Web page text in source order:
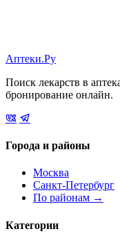
Аптеки.Ру
Поиск лекарств в
бронирование онлайн.
Города и районы
Москва
Санкт-Петербург
По районам →
Категории